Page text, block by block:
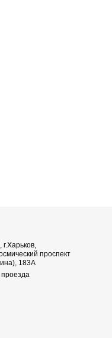
г.Харьков,
проспект
183А
проезда